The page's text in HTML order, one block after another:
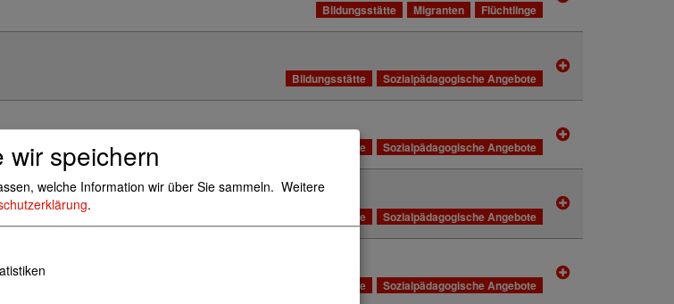
Bildungsstätte Migranten Flüchtlinge
Bildungsstätte Sozialpädagogische Angebote
Bildungsstätte Sozialpädagogische Angebote
Bildungsstätte Sozialpädagogische Angebote
Bildungsstätte Sozialpädagogische Angebote
wir speichern
welche Information wir über Sie sammeln. Weitere
.